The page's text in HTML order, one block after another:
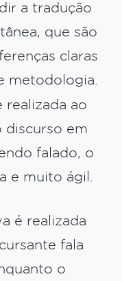
a tradução
que são
claras
metodologia.
realizada ao
discurso em
falado, o
e muito ágil.
é realizada
fala
o